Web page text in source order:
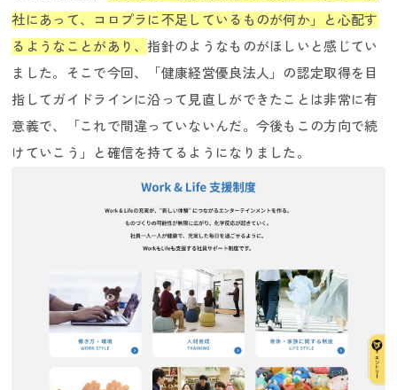
新卒採用
社にあって、コロプラに不足しているものが何か」と心配す
るようなことがあり、指針のようなものがほしいと感じてい
ました。そこで今回、「健康経営優良法人」の認定取得を目
指してガイドラインに沿って見直しができたことは非常に有
意義で、「これで間違っていないんだ。今後もこの方向で続
けていこう」と確信を持てるようになりました。